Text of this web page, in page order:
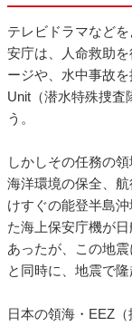
テレビドラマなど
安庁は、人命救助
ージや、水中事故
Unit（潜水特殊捜査
う。
しかしその任務の
海洋環境の保全、
けすぐの能登半島
た海上保安庁機が
あったが、この地
と同時に、地震で
日本の領海・EEZ